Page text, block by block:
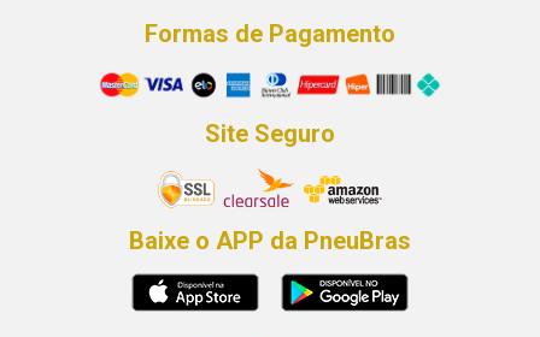
Formas de Pagamento
Site Seguro
Baixe o APP da PneuBras